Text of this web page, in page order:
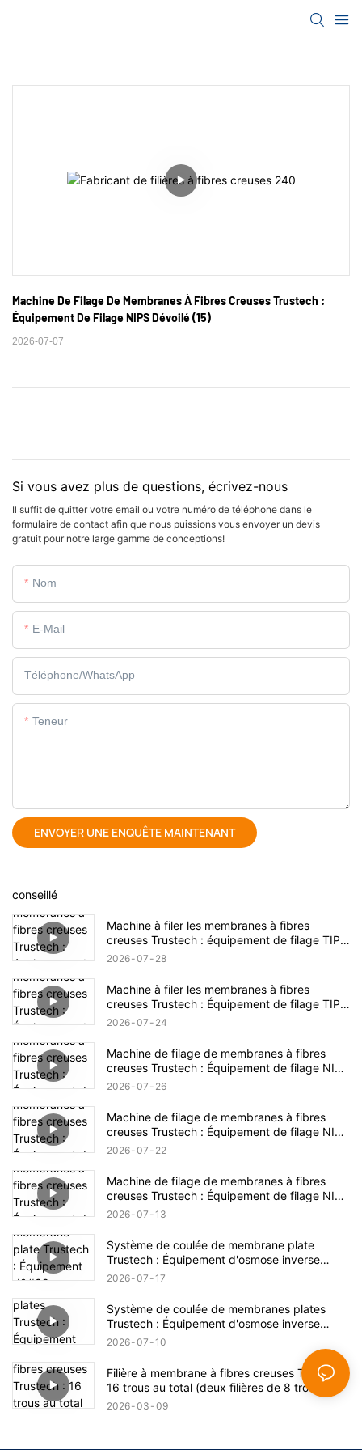
Machine De Filage De Membranes À Fibres Creuses Trustech :
Équipement De Filage NIPS Dévoilé (15)
2026-07-07
Si vous avez plus de questions, écrivez-nous
Il suffit de quitter votre email ou votre numéro de téléphone dans le
formulaire de contact afin que nous puissions vous envoyer un devis
gratuit pour notre large gamme de conceptions!
Nom
E-Mail
Téléphone/WhatsApp
Teneur
ENVOYER UNE ENQUÊTE MAINTENANT
conseillé
Machine à filer les membranes à fibres
creuses Trustech : équipement de filage TIPS
dévoilé (17)
2026 07 28
Machine à filer les membranes à fibres
creuses Trustech : Équipement de filage TIPS
dévoilé (16)
2026 07 24
Machine de filage de membranes à fibres
creuses Trustech : Équipement de filage NIPS
dévoilé (18)
2026 07 26
Machine de filage de membranes à fibres
creuses Trustech : Équipement de filage NIPS
dévoilé (17)
2026 07 22
Machine de filage de membranes à fibres
creuses Trustech : Équipement de filage NIPS
dévoilé (16)
2026 07 13
Système de coulée de membrane plate
Trustech : Équipement d'osmose inverse
dévoilé (XIV)
2026 07 17
Système de coulée de membranes plates
Trustech : Équipement d'osmose inverse
dévoilé (XIII)
2026 07 10
Filière à membrane à fibres creuses Trustech :
16 trous au total (deux filières de 8 trous)
2026 03 09